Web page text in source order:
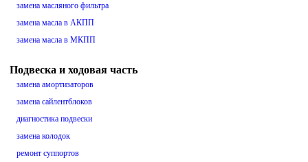
замена масляного фильтра
замена масла в АКПП
замена масла в МКПП
Подвеска и ходовая часть
замена амортизаторов
замена сайлентблоков
диагностика подвески
замена колодок
ремонт суппортов